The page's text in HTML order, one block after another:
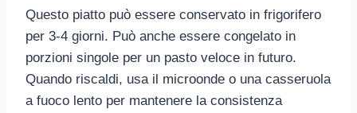
Questo piatto può essere conservato in frigorifero
per 3-4 giorni. Può anche essere congelato in
porzioni singole per un pasto veloce in futuro.
Quando riscaldi, usa il microonde o una casseruola
a fuoco lento per mantenere la consistenza